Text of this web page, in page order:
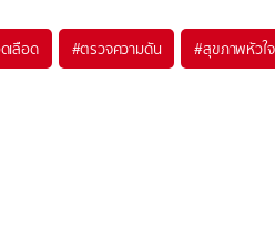
เลือด #ตรวจความดัน #สุขภาพหัวใจ